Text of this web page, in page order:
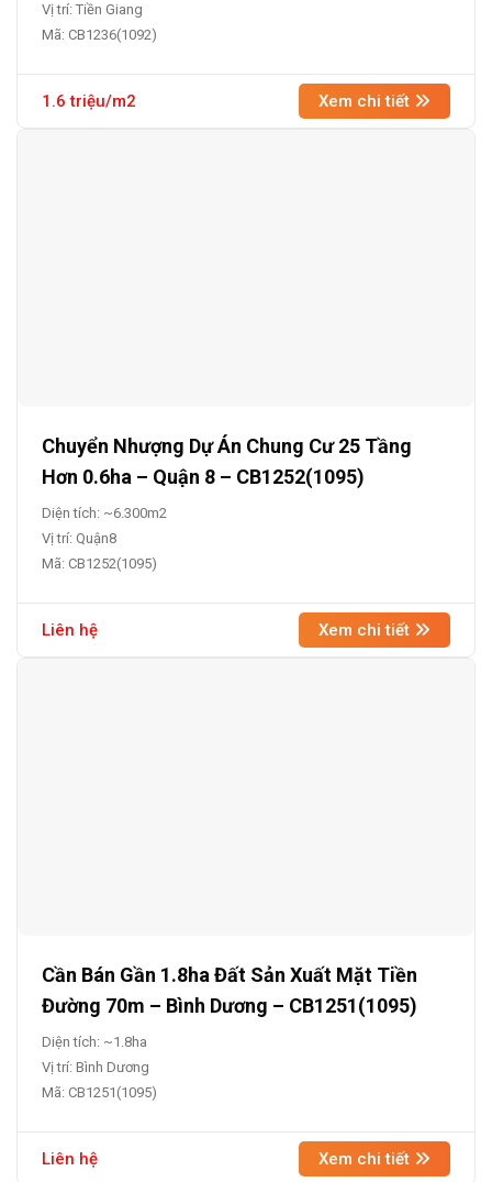
Vị trí: Tiền Giang
Mã: CB1236(1092)
1.6 triệu/m2 Xem chi tiết
Chuyển Nhượng Dự Án Chung Cư 25 Tầng
Hơn 0.6ha – Quận 8 – CB1252(1095)
Diện tích: ~6.300m2
Vị trí: Quận8
Mã: CB1252(1095)
Liên hệ Xem chi tiết
Cần Bán Gần 1.8ha Đất Sản Xuất Mặt Tiền
Đường 70m – Bình Dương – CB1251(1095)
Diện tích: ~1.8ha
Vị trí: Bình Dương
Mã: CB1251(1095)
Liên hệ Xem chi tiết